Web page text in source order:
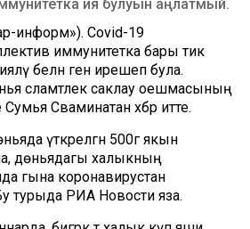
ия булуын аңлатмый.
информ»). Covid-19
иммунитетка бары тик
белән генә ирешеп була.
сәламәтлек саклау оешмасының
Сумья Сваминатан хәбәр итте.
үткәрелгән 500гә якын
дөньядагы халыкның
гына коронавирустан
Бу турыда РИА Новости яза.